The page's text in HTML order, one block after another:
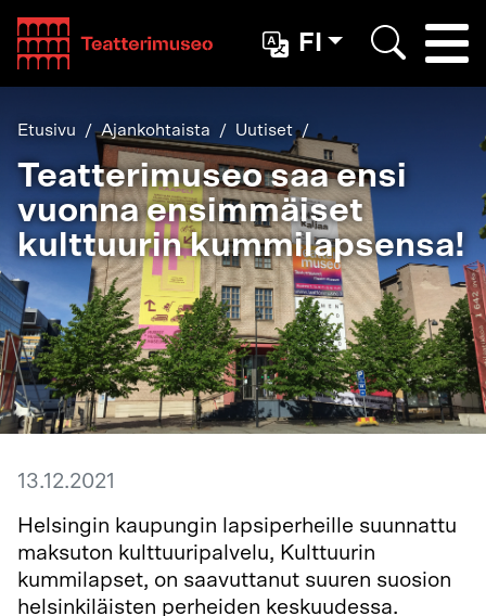
Teatterimuseo
FI
Etusivu Ajankohtaista Uutiset
Teatterimuseo saa ensi
vuonna ensimmäiset
kulttuurin kummilapsensa!
13.12.2021
Helsingin kaupungin lapsiperheille suunnattu
maksuton kulttuuripalvelu, Kulttuurin
kummilapset, on saavuttanut suuren suosion
helsinkiläisten perheiden keskuudessa.